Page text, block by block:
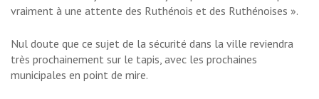
vraiment à une attente des Ruthénois et des Ruthénoises ».
Nul doute que ce sujet de la sécurité dans la ville reviendra
très prochainement sur le tapis, avec les prochaines
municipales en point de mire.